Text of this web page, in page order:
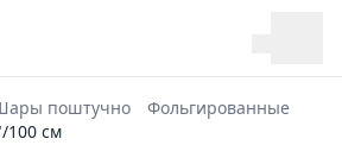
поштучно
Фольгированные
100 см